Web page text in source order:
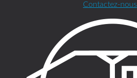
Contactez-nous